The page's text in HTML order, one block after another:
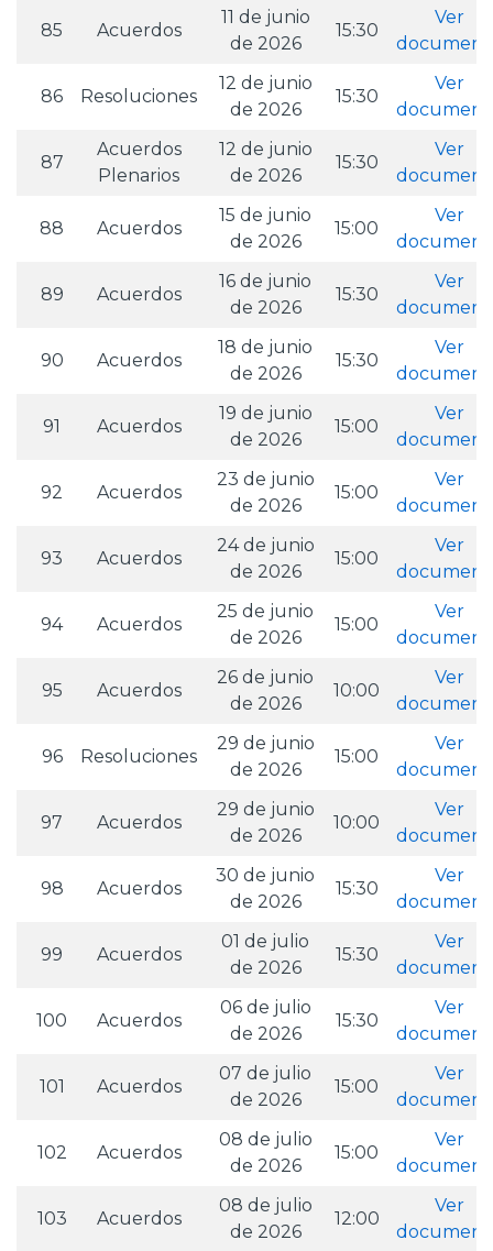
85 Acuerdos
11 de junio
de 2026
15:30
Ver
86 Resoluciones
12 de junio
de 2026
15:30
Ver
87
Acuerdos
Plenarios
12 de junio
de 2026
15:30
Ver
88 Acuerdos
15 de junio
de 2026
15:00
Ver
89 Acuerdos
16 de junio
de 2026
15:30
Ver
90 Acuerdos
18 de junio
de 2026
15:30
Ver
91 Acuerdos
19 de junio
de 2026
15:00
Ver
92 Acuerdos
23 de junio
de 2026
15:00
Ver
93 Acuerdos
24 de junio
de 2026
15:00
Ver
94 Acuerdos
25 de junio
de 2026
15:00
Ver
95 Acuerdos
26 de junio
de 2026
10:00
Ver
96 Resoluciones
29 de junio
de 2026
15:00
Ver
97 Acuerdos
29 de junio
de 2026
10:00
Ver
98 Acuerdos
30 de junio
de 2026
15:30
Ver
99 Acuerdos
01 de julio
de 2026
15:30
Ver
100 Acuerdos
06 de julio
de 2026
15:30
Ver
101 Acuerdos
07 de julio
de 2026
15:00
Ver
102 Acuerdos
08 de julio
de 2026
15:00
Ver
103 Acuerdos
08 de julio
de 2026
12:00
Ver